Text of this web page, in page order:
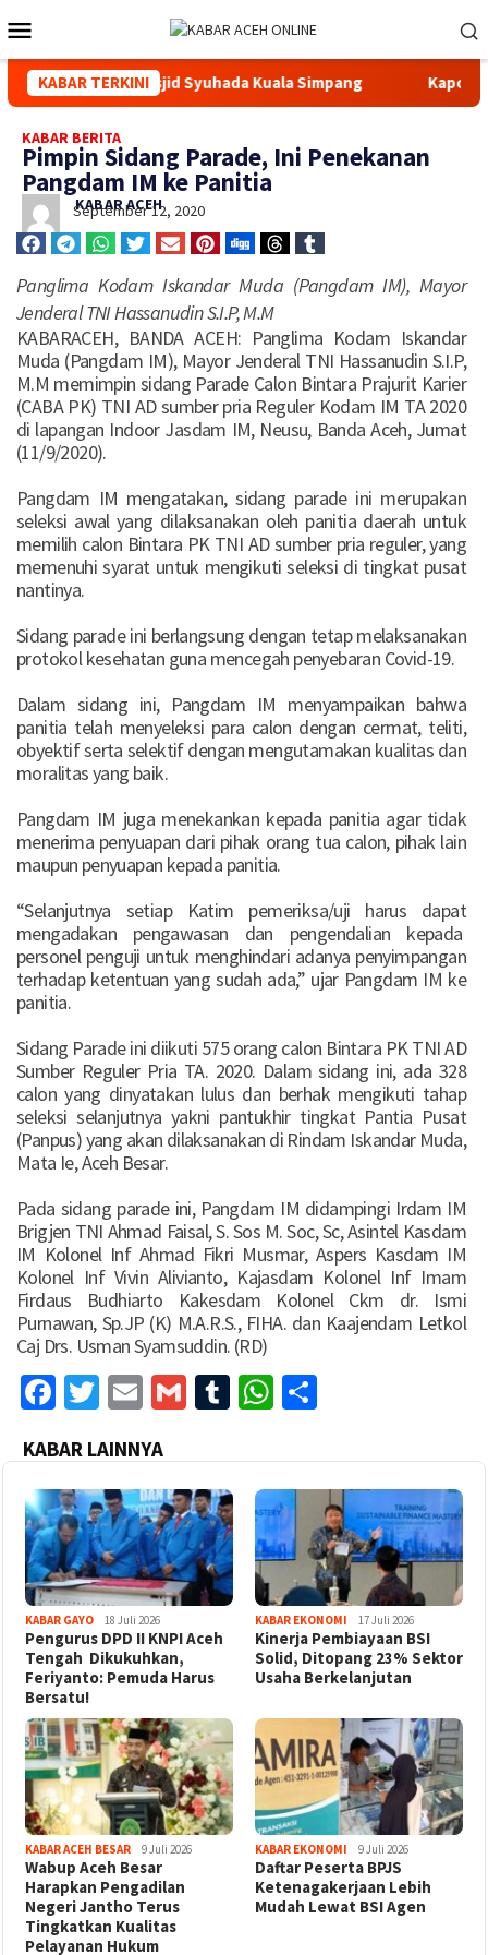
KABAR TERKINI
Renovasi Masjid Syuhada Kuala Simpang Kapolda
KABAR BERITA
Pimpin Sidang Parade, Ini Penekanan
Pangdam IM ke Panitia
KABAR ACEH
September 12, 2020
Panglima Kodam Iskandar Muda (Pangdam IM), Mayor
Jenderal TNI Hassanudin S.I.P, M.M
KABARACEH, BANDA ACEH: Panglima Kodam Iskandar
Muda (Pangdam IM), Mayor Jenderal TNI Hassanudin S.I.P,
M.M memimpin sidang Parade Calon Bintara Prajurit Karier
(CABA PK) TNI AD sumber pria Reguler Kodam IM TA 2020
di lapangan Indoor Jasdam IM, Neusu, Banda Aceh, Jumat
(11/9/2020).
Pangdam IM mengatakan, sidang parade ini merupakan
seleksi awal yang dilaksanakan oleh panitia daerah untuk
memilih calon Bintara PK TNI AD sumber pria reguler, yang
memenuhi syarat untuk mengikuti seleksi di tingkat pusat
nantinya.
Sidang parade ini berlangsung dengan tetap melaksanakan
protokol kesehatan guna mencegah penyebaran Covid-19.
Dalam sidang ini, Pangdam IM menyampaikan bahwa
panitia telah menyeleksi para calon dengan cermat, teliti,
obyektif serta selektif dengan mengutamakan kualitas dan
moralitas yang baik.
Pangdam IM juga menekankan kepada panitia agar tidak
menerima penyuapan dari pihak orang tua calon, pihak lain
maupun penyuapan kepada panitia.
“Selanjutnya setiap Katim pemeriksa/uji harus dapat
mengadakan pengawasan dan pengendalian kepada
personel penguji untuk menghindari adanya penyimpangan
terhadap ketentuan yang sudah ada,” ujar Pangdam IM ke
panitia.
Sidang Parade ini diikuti 575 orang calon Bintara PK TNI AD
Sumber Reguler Pria TA. 2020. Dalam sidang ini, ada 328
calon yang dinyatakan lulus dan berhak mengikuti tahap
seleksi selanjutnya yakni pantukhir tingkat Pantia Pusat
(Panpus) yang akan dilaksanakan di Rindam Iskandar Muda,
Mata Ie, Aceh Besar.
Pada sidang parade ini, Pangdam IM didampingi Irdam IM
Brigjen TNI Ahmad Faisal, S. Sos M. Soc, Sc, Asintel Kasdam
IM Kolonel Inf Ahmad Fikri Musmar, Aspers Kasdam IM
Kolonel Inf Vivin Alivianto, Kajasdam Kolonel Inf Imam
Firdaus Budhiarto Kakesdam Kolonel Ckm dr. Ismi
Purnawan, Sp.JP (K) M.A.R.S., FIHA. dan Kaajendam Letkol
Caj Drs. Usman Syamsuddin. (RD)
Facebook
Twitter
EmailGmailTumblrWhatsApp
KABAR LAINNYA
KABAR GAYO 18 Juli 2026
‎Pengurus DPD II KNPI Aceh
Tengah Dikukuhkan,
Feriyanto: Pemuda Harus
Bersatu!
KABAR EKONOMI 17 Juli 2026
Kinerja Pembiayaan BSI
Solid, Ditopang 23% Sektor
Usaha Berkelanjutan
KABAR ACEH BESAR 9 Juli 2026
Wabup Aceh Besar
Harapkan Pengadilan
Negeri Jantho Terus
Tingkatkan Kualitas
Pelayanan Hukum
KABAR EKONOMI 9 Juli 2026
Daftar Peserta BPJS
Ketenagakerjaan Lebih
Mudah Lewat BSI Agen